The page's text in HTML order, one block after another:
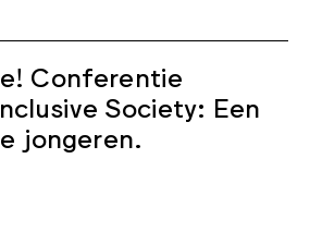
Conferentie
Society: Een
jongeren.